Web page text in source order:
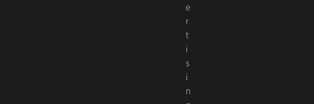
e
r
t
i
s
i
n